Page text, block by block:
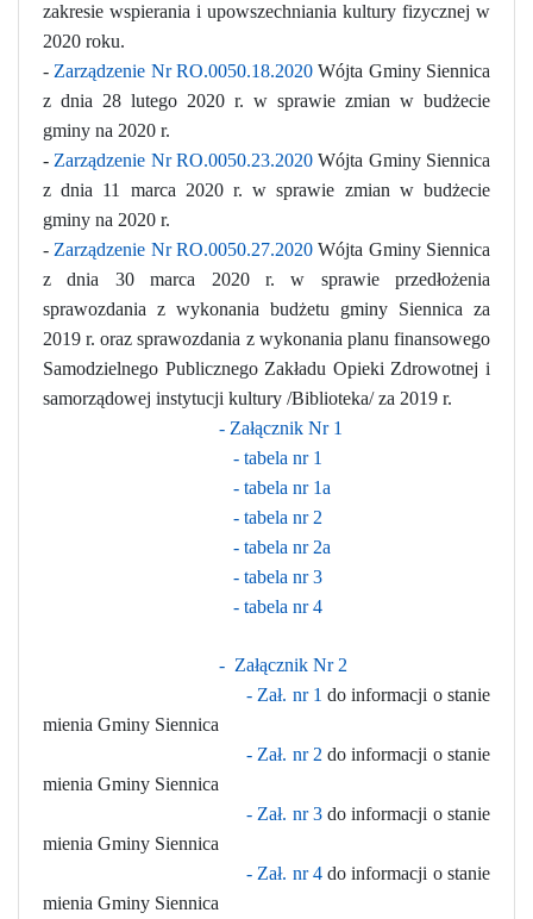
zakresie wspierania i upowszechniania kultury fizycznej w
2020 roku.
- Zarządzenie Nr RO.0050.18.2020 Wójta Gminy Siennica
z dnia 28 lutego 2020 r. w sprawie zmian w budżecie
gminy na 2020 r.
- Zarządzenie Nr RO.0050.23.2020 Wójta Gminy Siennica
z dnia 11 marca 2020 r. w sprawie zmian w budżecie
gminy na 2020 r.
- Zarządzenie Nr RO.0050.27.2020 Wójta Gminy Siennica
z dnia 30 marca 2020 r. w sprawie przedłożenia
sprawozdania z wykonania budżetu gminy Siennica za
2019 r. oraz sprawozdania z wykonania planu finansowego
Samodzielnego Publicznego Zakładu Opieki Zdrowotnej i
samorządowej instytucji kultury /Biblioteka/ za 2019 r.
- Załącznik Nr 1
- tabela nr 1
- tabela nr 1a
- tabela nr 2
- tabela nr 2a
- tabela nr 3
- tabela nr 4
- Załącznik Nr 2
- Zał. nr 1 do informacji o stanie
mienia Gminy Siennica
- Zał. nr 2 do informacji o stanie
mienia Gminy Siennica
- Zał. nr 3do informacji o stanie
mienia Gminy Siennica
- Zał. nr 4do informacji o stanie
mienia Gminy Siennica